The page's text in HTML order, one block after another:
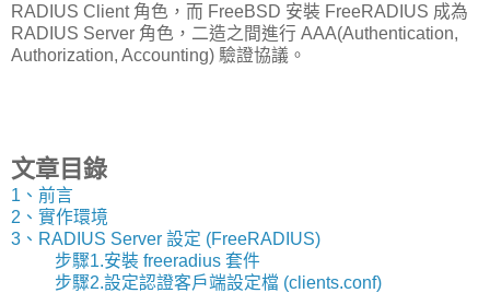
RADIUS Client 角色，而 FreeBSD 安裝 FreeRADIUS 成為
RADIUS Server 角色，二造之間進行 AAA(Authentication,
Authorization, Accounting) 驗證協議。
文章目錄
1、前言
2、實作環境
3、RADIUS Server 設定 (FreeRADIUS)
步驟1.安裝 freeradius 套件
步驟2.設定認證客戶端設定檔 (clients.conf)